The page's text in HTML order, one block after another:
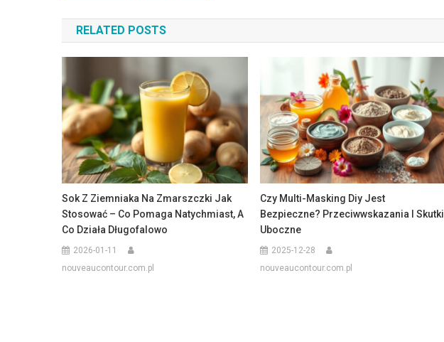
wpisu
RELATED POSTS
Sok Z Ziemniaka Na Zmarszczki Jak
Stosować – Co Pomaga Natychmiast, A
Co Działa Długofalowo
2026-01-11
nouveaucontour.com.pl
Czy Multi-Masking Diy Jest
Bezpieczne? Przeciwwskazania I Skutki
Uboczne
2025-12-28
nouveaucontour.com.pl